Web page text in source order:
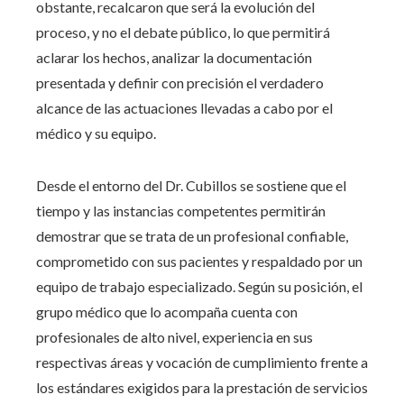
obstante, recalcaron que será la evolución del
proceso, y no el debate público, lo que permitirá
aclarar los hechos, analizar la documentación
presentada y definir con precisión el verdadero
alcance de las actuaciones llevadas a cabo por el
médico y su equipo.
Desde el entorno del Dr. Cubillos se sostiene que el
tiempo y las instancias competentes permitirán
demostrar que se trata de un profesional confiable,
comprometido con sus pacientes y respaldado por un
equipo de trabajo especializado. Según su posición, el
grupo médico que lo acompaña cuenta con
profesionales de alto nivel, experiencia en sus
respectivas áreas y vocación de cumplimiento frente a
los estándares exigidos para la prestación de servicios